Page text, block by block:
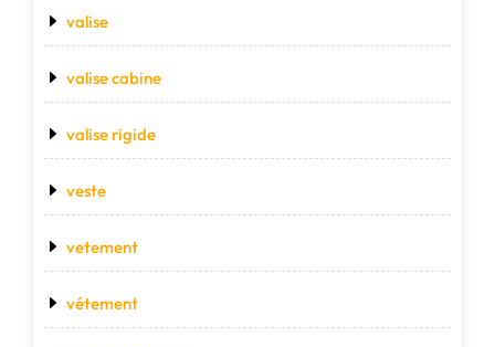
valise
valise cabine
valise rigide
veste
vetement
vétement